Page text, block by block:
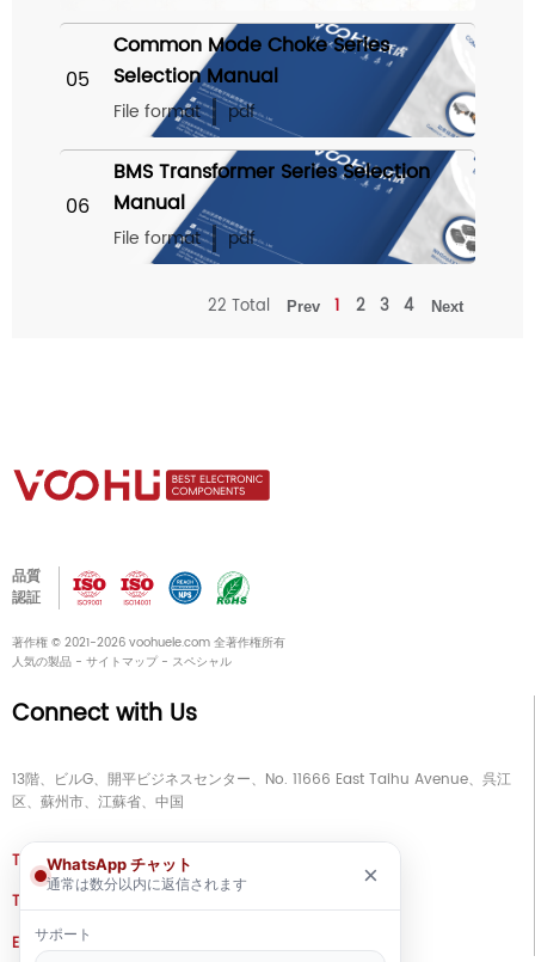
05
Common Mode Choke Series
Selection Manual
File format pdf
06
BMS Transformer Series Selection
Manual
File format pdf
22 Total Prev 1 2 3 4 Next
品質
認証
著作権 © 2021-2026 voohuele.com 全著作権所有
人気の製品 - サイトマップ- スペシャル
Connect with Us
13階、ビルG、開平ビジネスセンター、No. 11666 East Taihu Avenue、呉江
区、蘇州市、江蘇省、中国
TEL
+86 133 5804 1040 (WhatsApp)
TEL
E-MAIL
WhatsApp チャット
通常は数分以内に返信されます ×
サポート